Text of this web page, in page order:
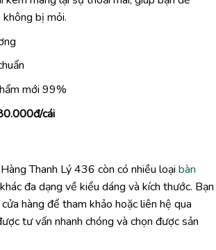
bị mỏi.
mới 99%
đ/cái
Thanh Lý 436 còn có nhiều loại bàn
khác đa dạng về kiểu dáng và kích thước. Bạn
hàng để tham khảo hoặc liên hệ qua
tư vấn nhanh chóng và chọn được sản